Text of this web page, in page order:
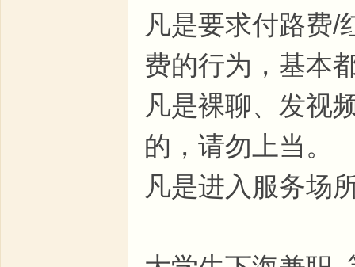
凡是要求付路费/
费的行为，基本
凡是裸聊、发视
的，请勿上当。
凡是进入服务场